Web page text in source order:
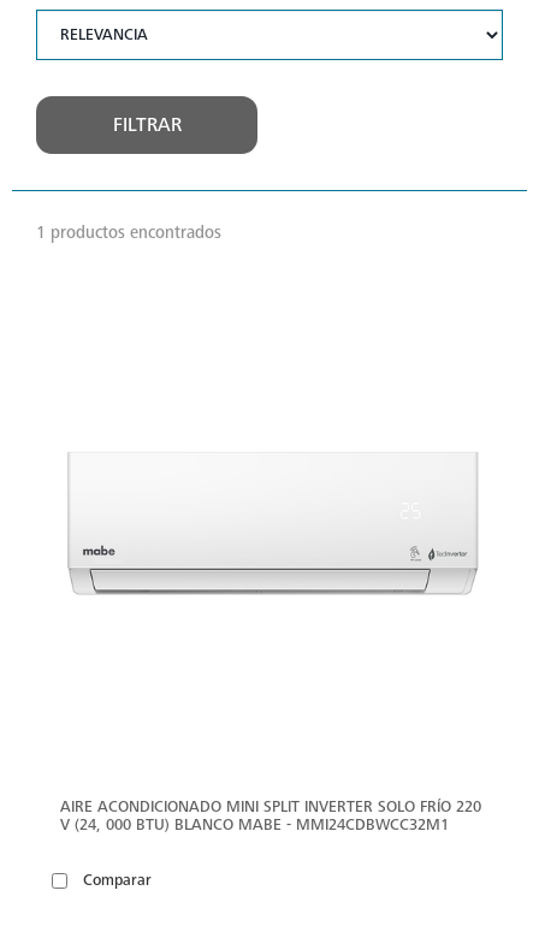
FILTRAR
1 productos encontrados
AIRE ACONDICIONADO MINI SPLIT INVERTER SOLO FRÍO 220
V (24, 000 BTU) BLANCO MABE - MMI24CDBWCC32M1
Comparar